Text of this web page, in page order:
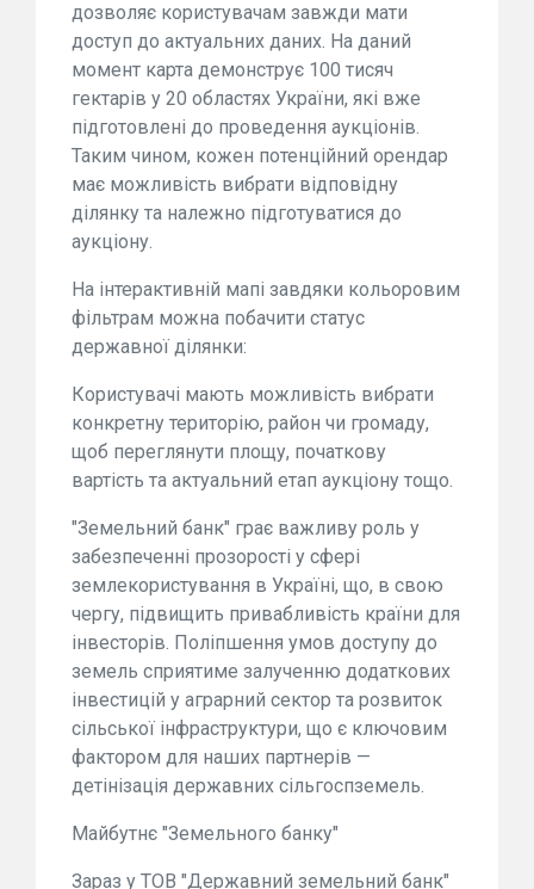
дозволяє користувачам завжди мати
доступ до актуальних даних. На даний
момент карта демонструє 100 тисяч
гектарів у 20 областях України, які вже
підготовлені до проведення аукціонів.
Таким чином, кожен потенційний орендар
має можливість вибрати відповідну
ділянку та належно підготуватися до
аукціону.
На інтерактивній мапі завдяки кольоровим
фільтрам можна побачити статус
державної ділянки:
Користувачі мають можливість вибрати
конкретну територію, район чи громаду,
щоб переглянути площу, початкову
вартість та актуальний етап аукціону тощо.
"Земельний банк" грає важливу роль у
забезпеченні прозорості у сфері
землекористування в Україні, що, в свою
чергу, підвищить привабливість країни для
інвесторів. Поліпшення умов доступу до
земель сприятиме залученню додаткових
інвестицій у аграрний сектор та розвиток
сільської інфраструктури, що є ключовим
фактором для наших партнерів —
детінізація державних сільгоспземель.
Майбутнє "Земельного банку"
Зараз у ТОВ "Державний земельний банк"